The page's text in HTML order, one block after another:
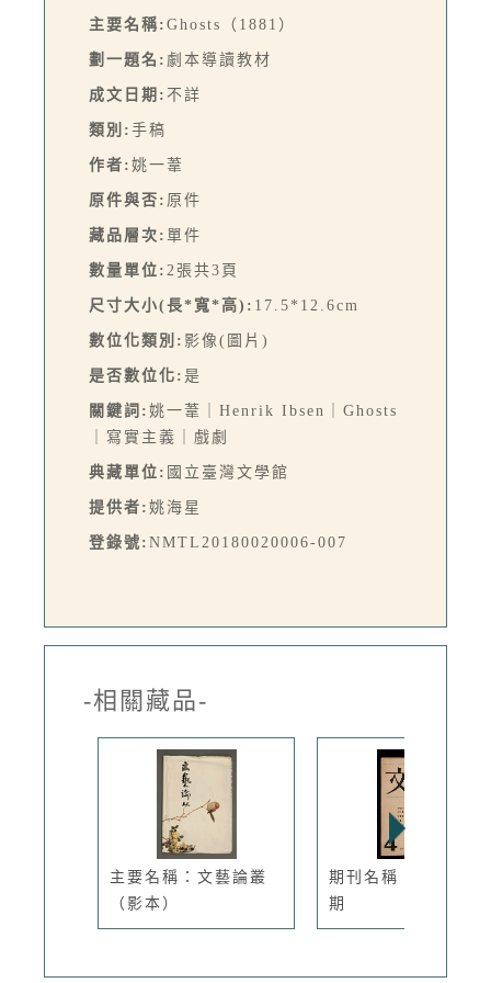
主要名稱: Ghosts（1881）
劃一題名: 劇本導讀教材
成文日期: 不詳
類別: 手稿
作者: 姚一葦
原件與否: 原件
藏品層次: 單件
數量單位: 2張共3頁
尺寸大小(長*寬*高): 17.5*12.6cm
數位化類別: 影像(圖片)
是否數位化: 是
關鍵詞: 姚一葦｜Henrik Ibsen｜Ghosts
｜寫實主義｜戲劇
典藏單位: 國立臺灣文學館
提供者: 姚海星
登錄號: NMTL20180020006-007
-相關藏品-
主要名稱：文藝論叢
（影本）
期刊名稱：文學季刊
期